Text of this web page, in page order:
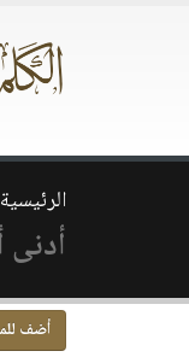
الرئيسية
أدنى
أضف